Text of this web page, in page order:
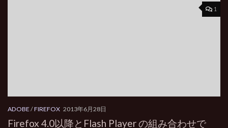
1
ADOBE/FIREFOX 2013年6月28日
Firefox 4.0以降とFlash Player の組み合わせで